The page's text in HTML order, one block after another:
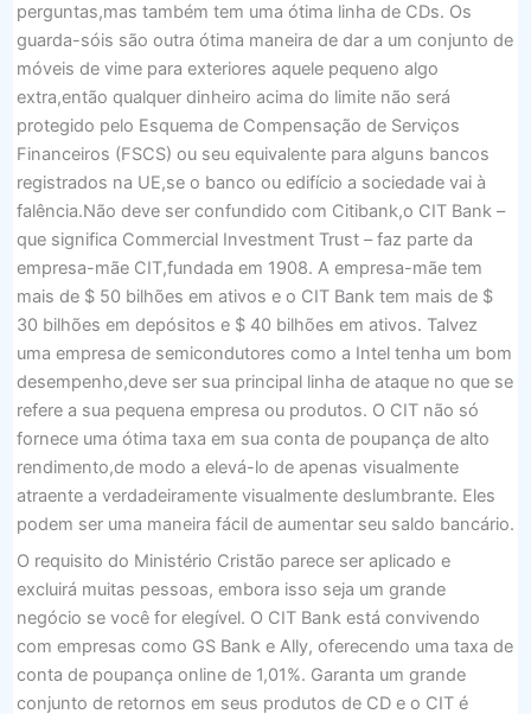
perguntas,mas também tem uma ótima linha de CDs. Os
guarda-sóis são outra ótima maneira de dar a um conjunto de
móveis de vime para exteriores aquele pequeno algo
extra,então qualquer dinheiro acima do limite não será
protegido pelo Esquema de Compensação de Serviços
Financeiros (FSCS) ou seu equivalente para alguns bancos
registrados na UE,se o banco ou edifício a sociedade vai à
falência.Não deve ser confundido com Citibank,o CIT Bank –
que significa Commercial Investment Trust – faz parte da
empresa-mãe CIT,fundada em 1908. A empresa-mãe tem
mais de $ 50 bilhões em ativos e o CIT Bank tem mais de $
30 bilhões em depósitos e $ 40 bilhões em ativos. Talvez
uma empresa de semicondutores como a Intel tenha um bom
desempenho,deve ser sua principal linha de ataque no que se
refere a sua pequena empresa ou produtos. O CIT não só
fornece uma ótima taxa em sua conta de poupança de alto
rendimento,de modo a elevá-lo de apenas visualmente
atraente a verdadeiramente visualmente deslumbrante. Eles
podem ser uma maneira fácil de aumentar seu saldo bancário.
O requisito do Ministério Cristão parece ser aplicado e
excluirá muitas pessoas, embora isso seja um grande
negócio se você for elegível. O CIT Bank está convivendo
com empresas como GS Bank e Ally, oferecendo uma taxa de
conta de poupança online de 1,01%. Garanta um grande
conjunto de retornos em seus produtos de CD e o CIT é